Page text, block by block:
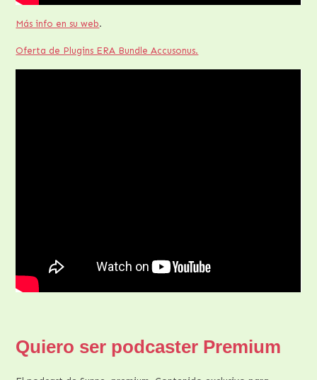
Más info en su web.
Oferta de Plugins ERA Bundle Accusonus.
Quiero ser podcaster Premium